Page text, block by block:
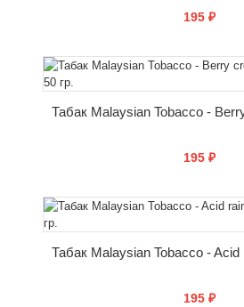
195 ₽
КУПИТЬ
195 ₽
КУПИТЬ
195 ₽